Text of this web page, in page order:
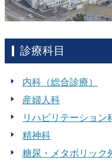
診療科目
内科（総合診療）
産婦人科
リハビリテーション
精神科
糖尿・メタボリック